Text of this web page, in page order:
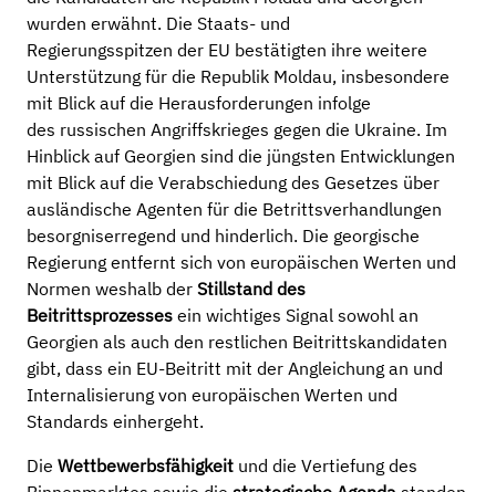
wurden erwähnt. Die Staats- und
Regierungsspitzen der EU bestätigten ihre weitere
Unterstützung für die Republik Moldau, insbesondere
mit Blick auf die Herausforderungen infolge
des russischen Angriffskrieges gegen die Ukraine. Im
Hinblick auf Georgien sind die jüngsten Entwicklungen
mit Blick auf die Verabschiedung des Gesetzes über
ausländische Agenten für die Betrittsverhandlungen
besorgniserregend und hinderlich. Die georgische
Regierung entfernt sich von europäischen Werten und
Normen weshalb der Stillstand des
Beitrittsprozesses ein wichtiges Signal sowohl an
Georgien als auch den restlichen Beitrittskandidaten
gibt, dass ein EU-Beitritt mit der Angleichung an und
Internalisierung von europäischen Werten und
Standards einhergeht.
Die Wettbewerbsfähigkeit und die Vertiefung des